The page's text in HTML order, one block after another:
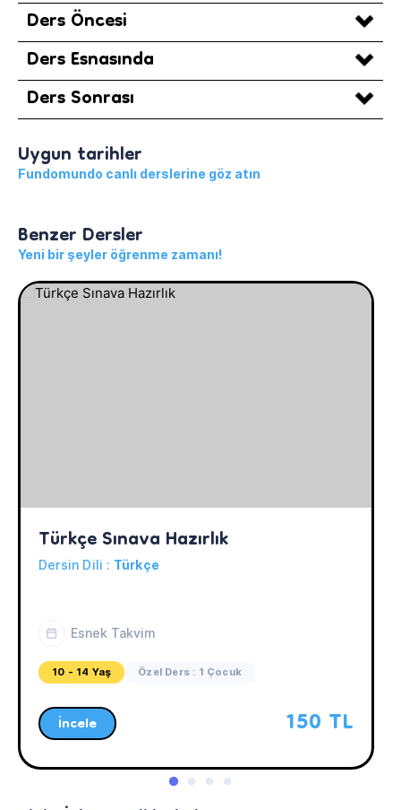
Ders Öncesi
Ders Esnasında
Ders Sonrası
Uygun tarihler
Fundomundo canlı derslerine göz atın
Benzer Dersler
Yeni bir şeyler öğrenme zamanı!
Türkçe Sınava Hazırlık
Dersin Dili : Türkçe
Esnek Takvim
10 - 14 Yaş Özel Ders : 1 Çocuk
İncele 150 TL